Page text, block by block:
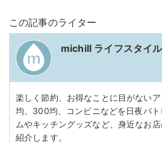
この記事のライター
michill ライフスタイル
楽しく節約、お得なことに目がない
均、300均、コンビニなどを日夜パ
ムやキッチングッズなど、身近なお
紹介します。